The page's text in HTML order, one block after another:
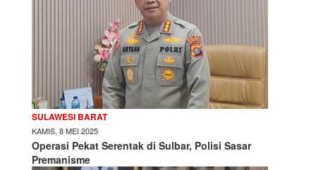
SULAWESI BARAT
KAMIS, 8 MEI 2025
Operasi Pekat Serentak di Sulbar, Polisi Sasar
Premanisme